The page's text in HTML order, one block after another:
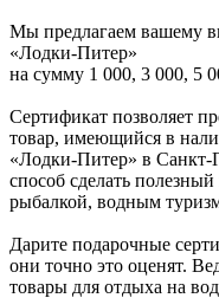
Мы предлагаем вашему
«Лодки-Питер»
на сумму 1 000, 3 000, 5
Сертификат позволяет
товар, имеющийся в
«Лодки-Питер» в Санкт-
способ сделать
рыбалкой, водным
Дарите подарочные
они точно это оценят.
товары для отдыха на